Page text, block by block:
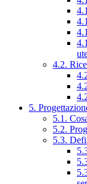
4.2.
5.
5.1.
5.2.
5.3.